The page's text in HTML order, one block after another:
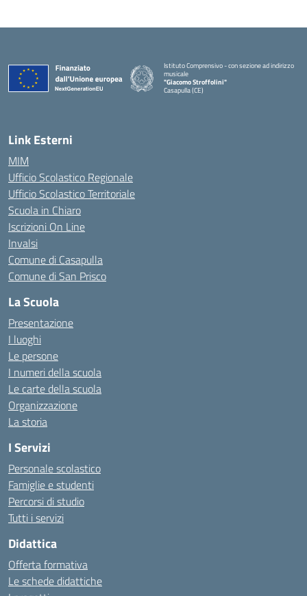
Istituto Comprensivo - con sezione ad indirizzo
musicale
"Giacomo Stroffolini"
Casapulla (CE)
Link Esterni
MIM
Ufficio Scolastico Regionale
Ufficio Scolastico Territoriale
Scuola in Chiaro
Iscrizioni On Line
Invalsi
Comune di Casapulla
Comune di San Prisco
La Scuola
Presentazione
I luoghi
Le persone
I numeri della scuola
Le carte della scuola
Organizzazione
La storia
I Servizi
Personale scolastico
Famiglie e studenti
Percorsi di studio
Tutti i servizi
Didattica
Offerta formativa
Le schede didattiche